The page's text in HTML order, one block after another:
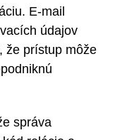
E-mail
údajov
že prístup môže
správa